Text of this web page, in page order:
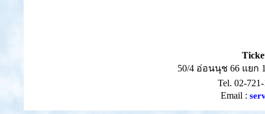
50/4 อ่อนนุช 66 แยก
Tel. 02-
Email :